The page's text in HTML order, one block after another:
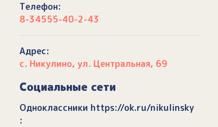
Телефон:
8-34555-40-2-43
Адрес:
с. Никулино, ул. Центральная, 69
Социальные сети
Одноклассники https://ok.ru/nikulinsky
: